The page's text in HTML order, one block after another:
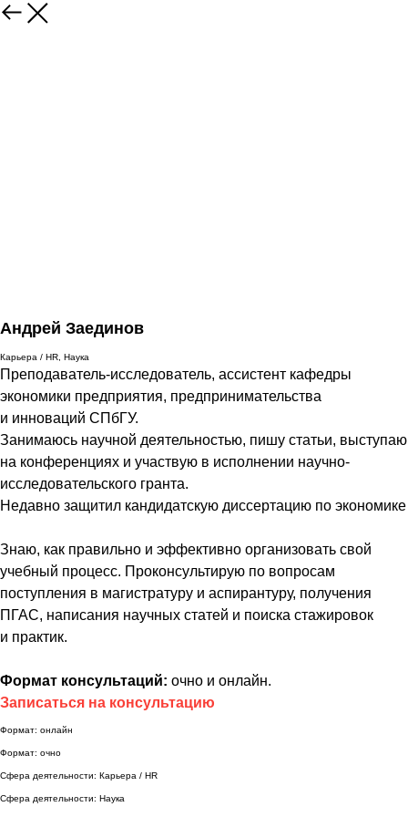
Андрей Заединов
Карьера / HR, Наука
Преподаватель-исследователь, ассистент кафедры
экономики предприятия, предпринимательства
и инноваций СПбГУ.
Занимаюсь научной деятельностью, пишу статьи, выступаю
на конференциях и участвую в исполнении научно-
исследовательского гранта.
Недавно защитил кандидатскую диссертацию по экономике
Знаю, как правильно и эффективно организовать свой
учебный процесс. Проконсультирую по вопросам
поступления в магистратуру и аспирантуру, получения
ПГАС, написания научных статей и поиска стажировок
и практик.
Формат консультаций: очно и онлайн.
Записаться на консультацию
Формат: онлайн
Формат: очно
Сфера деятельности: Карьера / HR
Сфера деятельности: Наука